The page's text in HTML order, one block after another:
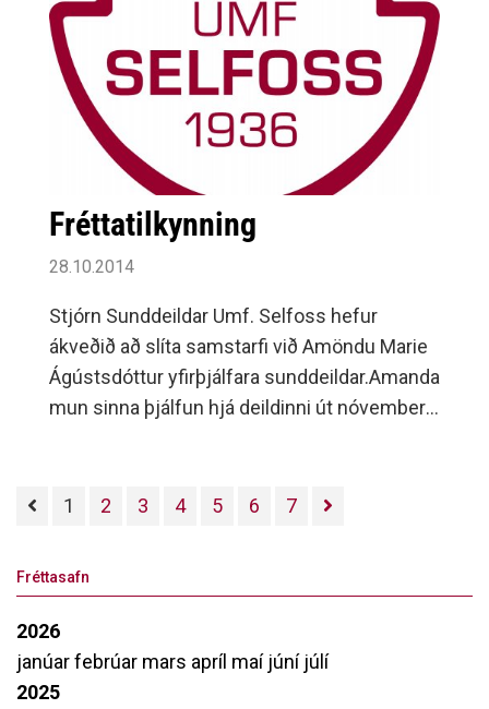
Fréttatilkynning
28.10.2014
Stjórn Sunddeildar Umf. Selfoss hefur
ákveðið að slíta samstarfi við Amöndu Marie
Ágústsdóttur yfirþjálfara sunddeildar.Amanda
mun sinna þjálfun hjá deildinni út nóvember
hennar í þágu Umf.
1 2 3 4 5 6 7
Fréttasafn
2026
janúarfebrúar mars apríl maí júní júlí
2025